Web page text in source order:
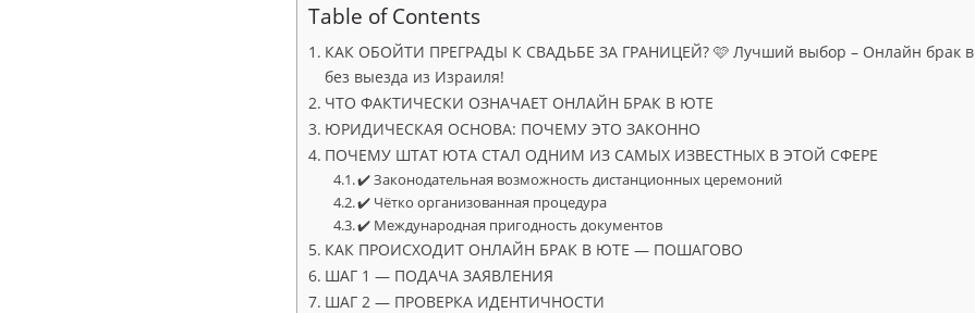
Table of Contents
КАК ОБОЙТИ ПРЕГРАДЫ К СВАДЬБЕ ЗА ГРАНИЦЕЙ? 🩷 Лучший выбор – Онлайн брак
без выезда из Израиля!
ЧТО ФАКТИЧЕСКИ ОЗНАЧАЕТ ОНЛАЙН БРАК В ЮТЕ
ЮРИДИЧЕСКАЯ ОСНОВА: ПОЧЕМУ ЭТО ЗАКОННО
ПОЧЕМУ ШТАТ ЮТА СТАЛ ОДНИМ ИЗ САМЫХ ИЗВЕСТНЫХ В ЭТОЙ СФЕРЕ
✔️ Законодательная возможность дистанционных церемоний
✔️ Чётко организованная процедура
✔️ Международная пригодность документов
КАК ПРОИСХОДИТ ОНЛАЙН БРАК В ЮТЕ — ПОШАГОВО
ШАГ 1 — ПОДАЧА ЗАЯВЛЕНИЯ
ШАГ 2 — ПРОВЕРКА ИДЕНТИЧНОСТИ